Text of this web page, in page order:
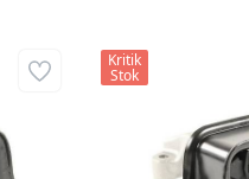
Kritik
Stok